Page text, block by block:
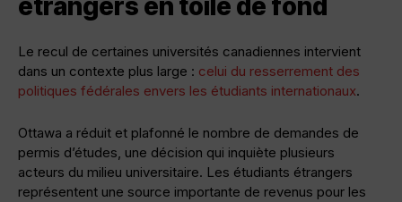
étrangers en toile de fond
Le recul de certaines universités canadiennes intervient
dans un contexte plus large : celui du resserrement des
politiques fédérales envers les étudiants internationaux.
Ottawa a réduit et plafonné le nombre de demandes de
permis d’études, une décision qui inquiète plusieurs
acteurs du milieu universitaire. Les étudiants étrangers
représentent une source importante de revenus pour les